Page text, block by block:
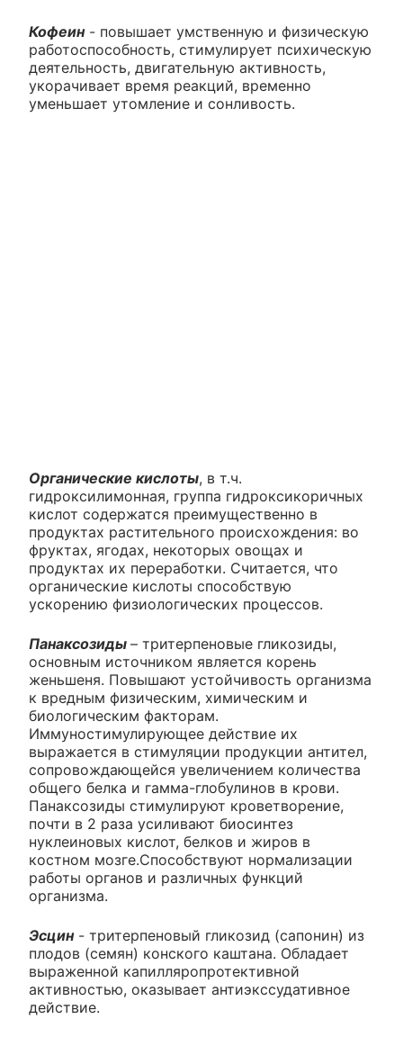
Кофеин- повышает умственную и физическую
работоспособность, стимулирует психическую
деятельность, двигательную активность,
укорачивает время реакций, временно
уменьшает утомление и сонливость.
Органические кислоты, в т.ч.
гидроксилимонная, группа гидроксикоричных
кислот содержатся преимущественно в
продуктах растительного происхождения: во
фруктах, ягодах, некоторых овощах и
продуктах их переработки. Считается, что
органические кислоты способствую
ускорению физиологических процессов.
Панаксозиды – тритерпеновые гликозиды,
основным источником является корень
женьшеня. Повышают устойчивость организма
к вредным физическим, химическим и
биологическим факторам.
Иммуностимулирующее действие их
выражается в стимуляции продукции антител,
сопровождающейся увеличением количества
общего белка и гамма-глобулинов в крови.
Панаксозиды стимулируют кроветворение,
почти в 2 раза усиливают биосинтез
нуклеиновых кислот, белков и жиров в
костном мозге.Способствуют нормализации
работы органов и различных функций
организма.
Эсцин- тритерпеновый гликозид (сапонин) из
плодов (семян) конского каштана. Обладает
выраженной капилляропротективной
активностью, оказывает антиэкссудативное
действие.